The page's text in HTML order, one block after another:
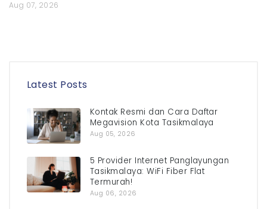
Aug 07, 2026
Latest Posts
Kontak Resmi dan Cara Daftar
Megavision Kota Tasikmalaya
Aug 05, 2026
5 Provider Internet Panglayungan
Tasikmalaya: WiFi Fiber Flat
Termurah!
Aug 06, 2026